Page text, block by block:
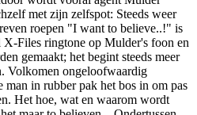
met zijn zelfspot: Steeds weer
roepen "I want to believe..!" is
X-Files ringtone op Mulder's foon en
gemaakt; het begint steeds meer
Volkomen ongeloofwaardig
in rubber pak het bos in om pas
Het hoe, wat en waarom wordt